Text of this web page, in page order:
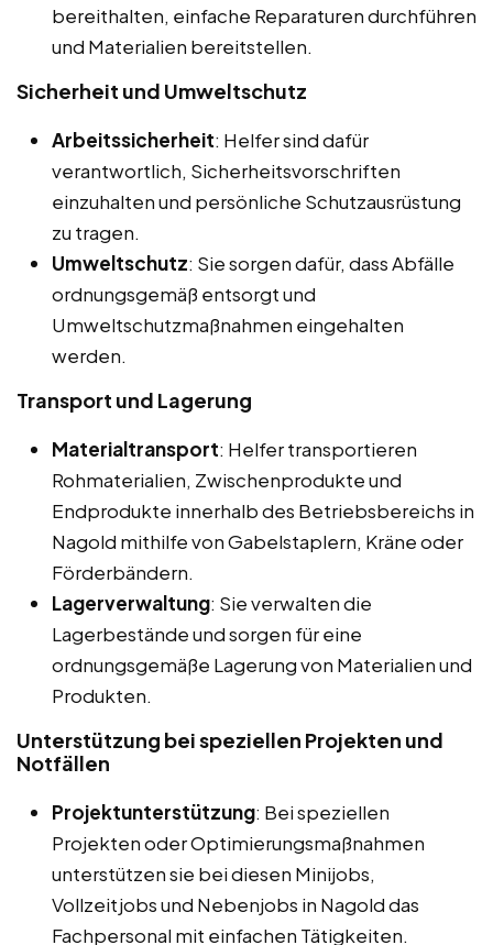
bereithalten, einfache Reparaturen durchführen
und Materialien bereitstellen.
Sicherheit und Umweltschutz
Arbeitssicherheit: Helfer sind dafür
verantwortlich, Sicherheitsvorschriften
einzuhalten und persönliche Schutzausrüstung
zu tragen.
Umweltschutz: Sie sorgen dafür, dass Abfälle
ordnungsgemäß entsorgt und
Umweltschutzmaßnahmen eingehalten
werden.
Transport und Lagerung
Materialtransport: Helfer transportieren
Rohmaterialien, Zwischenprodukte und
Endprodukte innerhalb des Betriebsbereichs in
Nagold mithilfe von Gabelstaplern, Kräne oder
Förderbändern.
Lagerverwaltung: Sie verwalten die
Lagerbestände und sorgen für eine
ordnungsgemäße Lagerung von Materialien und
Produkten.
Unterstützung bei speziellen Projekten und
Notfällen
Projektunterstützung: Bei speziellen
Projekten oder Optimierungsmaßnahmen
unterstützen sie bei diesen Minijobs,
Vollzeitjobs und Nebenjobs in Nagold das
Fachpersonal mit einfachen Tätigkeiten.